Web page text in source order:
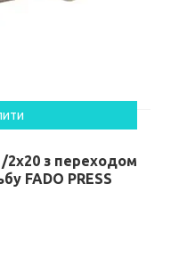
2х20 з переходом
FADO PRESS